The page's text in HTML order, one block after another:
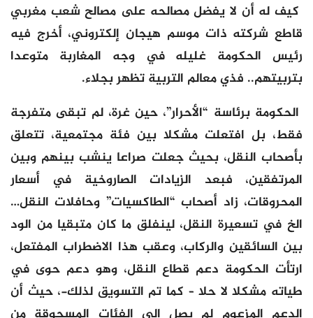
كيف له أن لا يفضل مصالحه على مصالح شعب مغربي
قاطع شركته ذات موسم هيجان إلكتروني، أخرج فيه
رئيس الحكومة غليله في وجه المغاربة متوعدا
بتربيتهم.. فذي معالم التربية تظهر بجلاء.
الحكومة برئاسة “الأحرار”، حين غرة، لم تبقى متفرجة
فقط، بل افتعلت مشكلا بين فئة مجتمعية، تتعلق
بأصحاب النقل، بحيث جعلت صراعا ينشب بينهم وبين
المرتفقين، فبعد الزيادات الصاروخية في أسعار
المحروقات، زاد أصحاب “الطاكسيات” وحافلات النقل…
الخ في تسعيرة النقل، لينفلق ما كان متبقيا من الود
بين السائقين والركاب، وعقب هذا الاضطراب المفتعل،
ارتأت الحكومة دعم قطاع النقل، وهو دعم حوى في
طياته مشكلا لا حلا – كما تم التسويق لذلك-، حيث أن